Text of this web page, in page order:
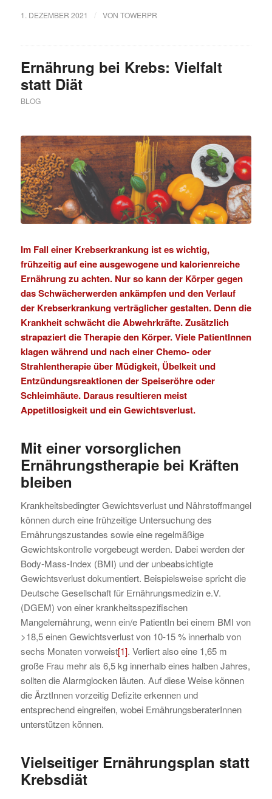
1. DEZEMBER 2021 / VON TOWERPR
Ernährung bei Krebs: Vielfalt
statt Diät
BLOG
Im Fall einer Krebserkrankung ist es wichtig,
frühzeitig auf eine ausgewogene und kalorienreiche
Ernährung zu achten. Nur so kann der Körper gegen
das Schwächerwerden ankämpfen und den Verlauf
der Krebserkrankung verträglicher gestalten. Denn die
Krankheit schwächt die Abwehrkräfte. Zusätzlich
strapaziert die Therapie den Körper. Viele PatientInnen
klagen während und nach einer Chemo- oder
Strahlentherapie über Müdigkeit, Übelkeit und
Entzündungsreaktionen der Speiseröhre oder
Schleimhäute. Daraus resultieren meist
Appetitlosigkeit und ein Gewichtsverlust.
Mit einer vorsorglichen
Ernährungstherapie bei Kräften
bleiben
Krankheitsbedingter Gewichtsverlust und Nährstoffmangel
können durch eine frühzeitige Untersuchung des
Ernährungszustandes sowie eine regelmäßige
Gewichtskontrolle vorgebeugt werden. Dabei werden der
Body-Mass-Index (BMI) und der unbeabsichtigte
Gewichtsverlust dokumentiert. Beispielsweise spricht die
Deutsche Gesellschaft für Ernährungsmedizin e.V.
(DGEM) von einer krankheitsspezifischen
Mangelernährung, wenn ein/e PatientIn bei einem BMI von
>18,5 einen Gewichtsverlust von 10-15 % innerhalb von
sechs Monaten vorweist[1]. Verliert also eine 1,65 m
große Frau mehr als 6,5 kg innerhalb eines halben Jahres,
sollten die Alarmglocken läuten. Auf diese Weise können
die ÄrztInnen vorzeitig Defizite erkennen und
entsprechend eingreifen, wobei ErnährungsberaterInnen
unterstützen können.
Vielseitiger Ernährungsplan statt
Krebsdiät